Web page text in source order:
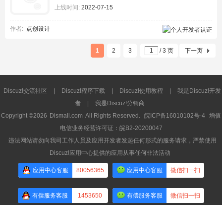
上线时间: 2022-07-15
作者: 点创设计
1 2 3 / 3 页 下一页
Discuz!交流社区 Discuz!程序下载 Discuz!使用教程
我是Discuz!开发
者
我是Discuz!分销商
Copyright ©2026 Dismall.com All Rights Reserved. 皖ICP备16010102号-4 增值
电信业务经营许可证：皖B2-20200047
违法网站请勿向我司工作人员及应用开发者发起任何形式的服务请求，严禁使用
Discuz!应用中心提供的应用从事任何非法活动
应用中心客服 80056365 应用中心客服 微信扫一扫
有偿服务客服 1453650 有偿服务客服 微信扫一扫